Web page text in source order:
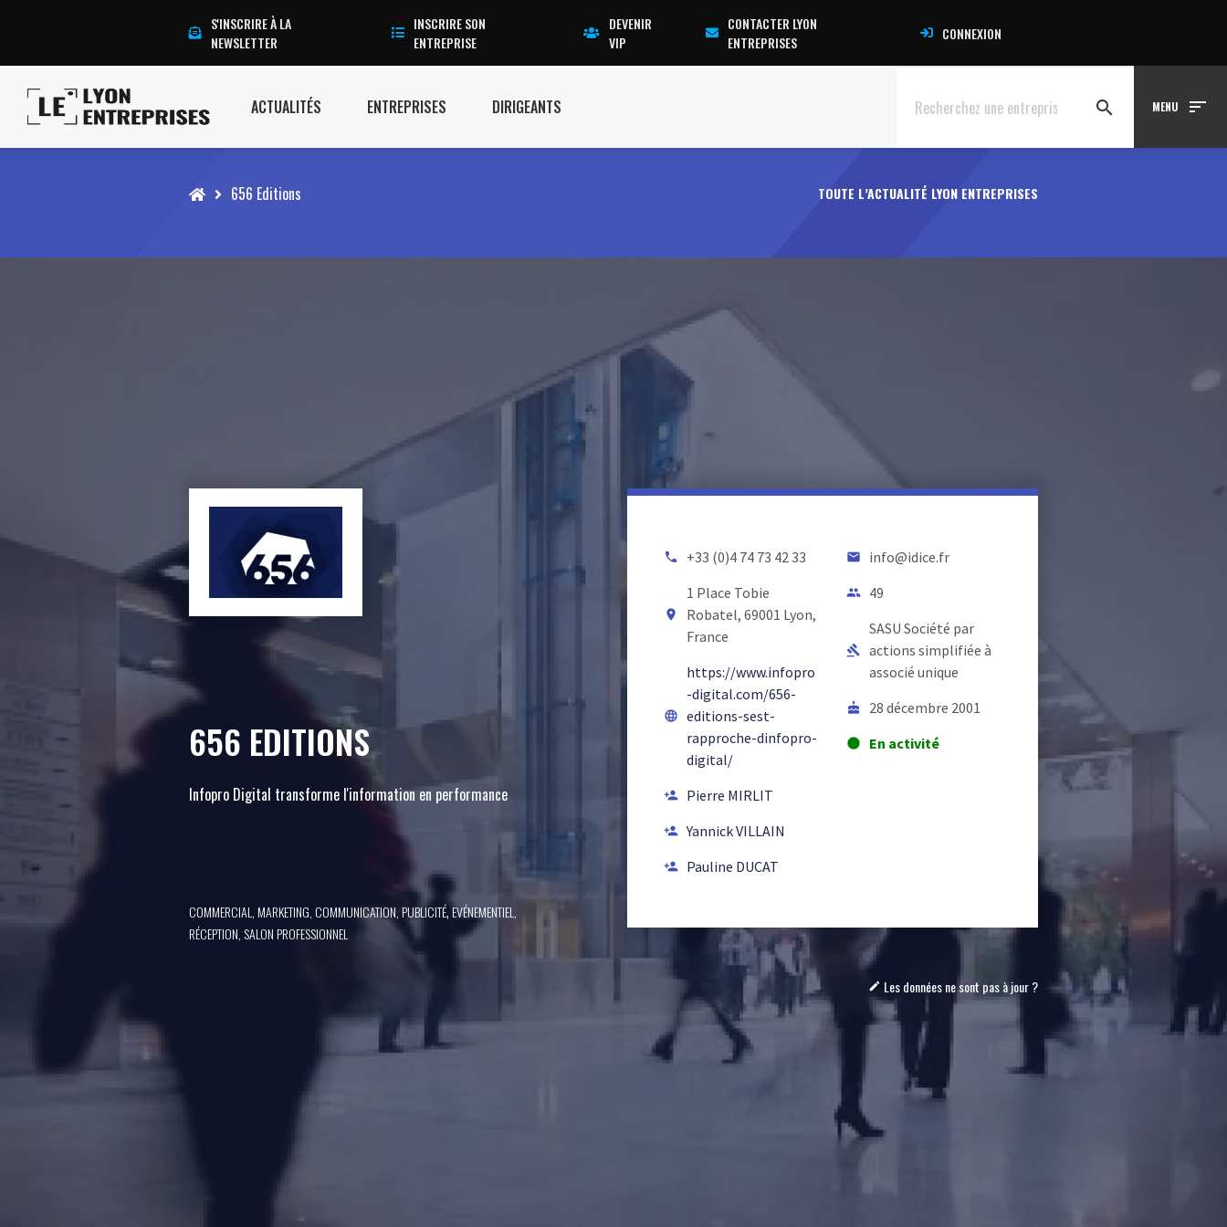
S'INSCRIRE À LA
NEWSLETTER
INSCRIRE SON
ENTREPRISE
DEVENIR
VIP
CONTACTER LYON
ENTREPRISES
CONNEXION
ACTUALITÉS ENTREPRISES DIRIGEANTS search MENU sort
Accueil 656 Editions TOUTE L’ACTUALITÉ LYON ENTREPRISES
656 EDITIONS
Infopro Digital transforme l'information en performance
COMMERCIAL, MARKETING, COMMUNICATION, PUBLICITÉ,EVÉNEMENTIEL,
RÉCEPTION, SALON PROFESSIONNEL
local_phone +33 (0)4 74 73 42 33
room
1 Place Tobie
Robatel, 69001 Lyon,
France
language
https://www.infopro
-digital.com/656-
editions-sest-
rapproche-dinfopro-
digital/
person_add Pierre MIRLIT
person_add Yannick VILLAIN
person_add Pauline DUCAT
email info@idice.fr
people 49
gavel
SASU Société par
actions simplifiée à
associé unique
cake 28 décembre 2001
lens En activité
mode_edit Les données ne sont pas à jour ?